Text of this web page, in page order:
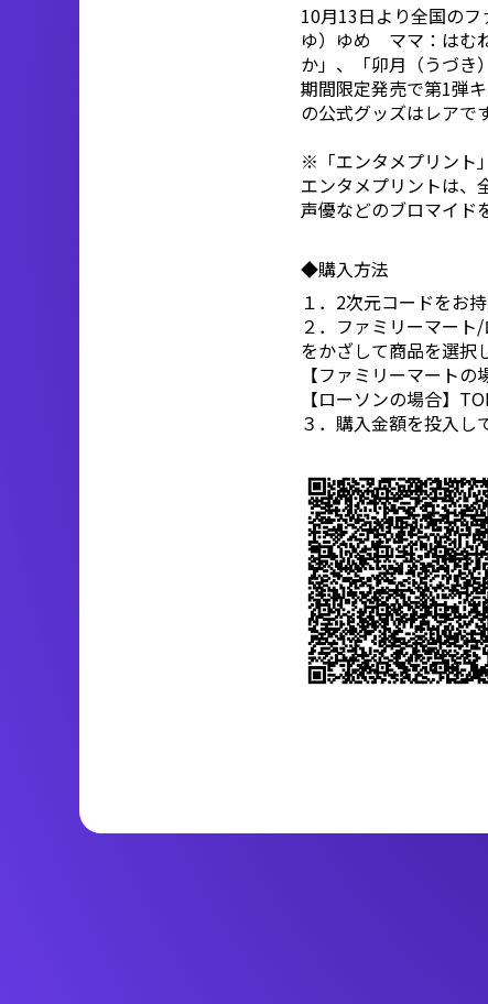
10月13日より全国の
ゆ）ゆめ ママ：はむ
か」、「卯月（うづ
期間限定発売で第1弾
の公式グッズはレアで
※「エンタメプリント
エンタメプリントは、
声優などのブロマイド
◆購入方法
１．2次元コードをお
２．ファミリーマート
をかざして商品を選択
【ファミリーマート
【ローソンの場合】
３．購入金額を投入し